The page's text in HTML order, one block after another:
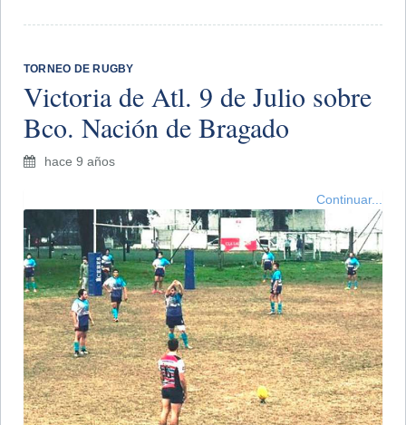
TORNEO DE RUGBY
Victoria de Atl. 9 de Julio sobre
Bco. Nación de Bragado
hace 9 años
Continuar...